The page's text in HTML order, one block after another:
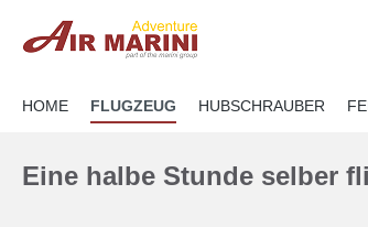
Zur Hauptnavigation springen
HOME FLUGZEUG HUBSCHRAUBER
Eine halbe Stunde selber